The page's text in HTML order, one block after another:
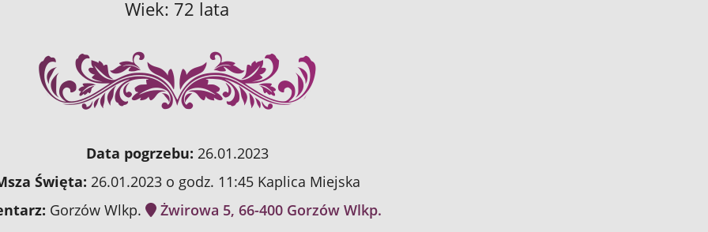
Wiek: 72 lata
Data pogrzebu: 26.01.2023
Święta: 26.01.2023 o godz. 11:45 Kaplica Miejska
Gorzów Wlkp. Żwirowa 5, 66-400 Gorzów Wlkp.